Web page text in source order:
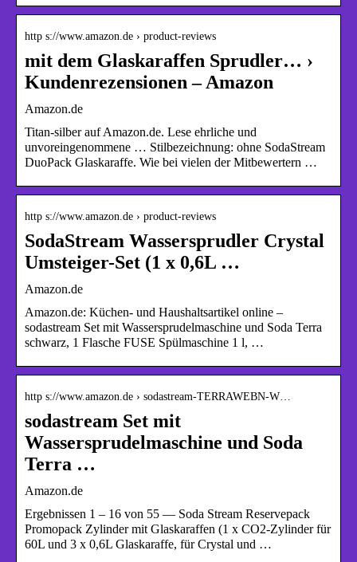
http s://www.amazon.de › product-reviews
mit dem Glaskaraffen Sprudler… ›
Kundenrezensionen – Amazon
Amazon.de
Titan-silber auf Amazon.de. Lese ehrliche und
unvoreingenommene … Stilbezeichnung: ohne SodaStream
DuoPack Glaskaraffe. Wie bei vielen der Mitbewertern …
http s://www.amazon.de › product-reviews
SodaStream Wassersprudler Crystal
Umsteiger-Set (1 x 0,6L …
Amazon.de
Amazon.de: Küchen- und Haushaltsartikel online –
sodastream Set mit Wassersprudelmaschine und Soda Terra
schwarz, 1 Flasche FUSE Spülmaschine 1 l, …
http s://www.amazon.de › sodastream-TERRAWEBN-W…
sodastream Set mit
Wassersprudelmaschine und Soda
Terra …
Amazon.de
Ergebnissen 1 – 16 von 55 — Soda Stream Reservepack
Promopack Zylinder mit Glaskaraffen (1 x CO2-Zylinder für
60L und 3 x 0,6L Glaskaraffe, für Crystal und …